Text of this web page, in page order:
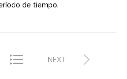
de tiempo.
 
NEXT